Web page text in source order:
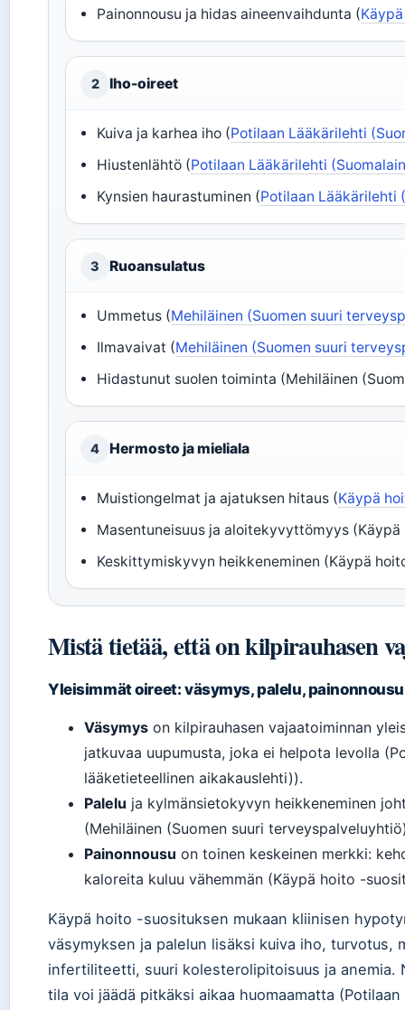
Painonnousu ja hidas aineenvaihdunta (
2 Iho-oireet
Kuiva ja karhea iho (Potilaan Lääkärilehti
Hiustenlähtö (Potilaan Lääkärilehti
Kynsien haurastuminen (Potilaan Lääkärilehti
3 Ruoansulatus
Ummetus (Mehiläinen (Suomen suuri
Ilmavaivat (Mehiläinen (Suomen suuri
Hidastunut suolen toiminta (Mehiläinen
4 Hermosto ja mieliala
Muistiongelmat ja ajatuksen hitaus (Käypä
Masentuneisuus ja aloitekyvyttömyys
Keskittymiskyvyn heikkeneminen (Käypä
Mistä tietää, että on kilpirauhasen
Yleisimmät oireet: väsymys, palelu, painonnousu
Väsymys on kilpirauhasen vajaatoiminnan
jatkuvaa uupumusta, joka ei helpota levolla
lääketieteellinen aikakauslehti)).
Palelu ja kylmänsietokyvyn heikkeneminen
(Mehiläinen (Suomen suuri
Painonnousu on toinen keskeinen merkki:
kaloreita kuluu vähemmän (Käypä hoito -
Käypä hoito -suosituksen mukaan kliinisen
väsymyksen ja palelun lisäksi kuiva iho, turvotus,
infertiliteetti, suuri kolesterolipitoisuus ja anemia.
tila voi jäädä pitkäksi aikaa huomaamatta